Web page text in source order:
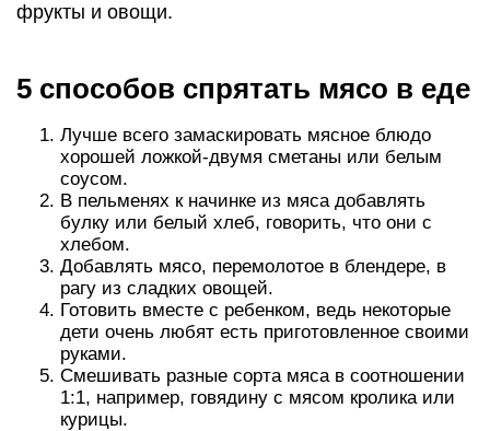
фрукты и овощи.
5 способов спрятать мясо в еде
Лучше всего замаскировать мясное блюдо
хорошей ложкой-двумя сметаны или белым
соусом.
В пельменях к начинке из мяса добавлять
булку или белый хлеб, говорить, что они с
хлебом.
Добавлять мясо, перемолотое в блендере, в
рагу из сладких овощей.
Готовить вместе с ребенком, ведь некоторые
дети очень любят есть приготовленное своими
руками.
Смешивать разные сорта мяса в соотношении
1:1, например, говядину с мясом кролика или
курицы.